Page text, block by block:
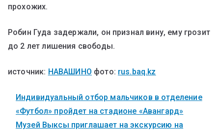
прохожих.
Робин Гуда задержали, он признал вину, ему грозит
до 2 лет лишения свободы.
источник: НАВАШИНО фото: rus.baq.kz
Индивидуальный отбор мальчиков в отделение
«Футбол» пройдет на стадионе «Авангард»
Музей Выксы приглашает на экскурсию на